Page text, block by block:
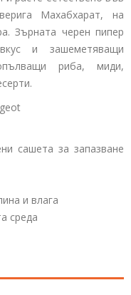
Махабхарат, на
Зърната черен пипер
и зашеметяващи
риба, миди,
сашета за запазване
и влага
среда